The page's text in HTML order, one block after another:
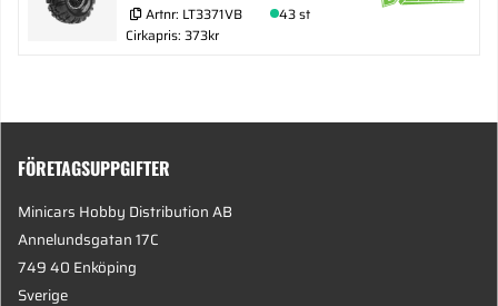
Artnr: LT3371VB
43 st
Cirkapris: 373kr
FÖRETAGSUPPGIFTER
Minicars Hobby Distribution AB
Annelundsgatan 17C
749 40 Enköping
Sverige